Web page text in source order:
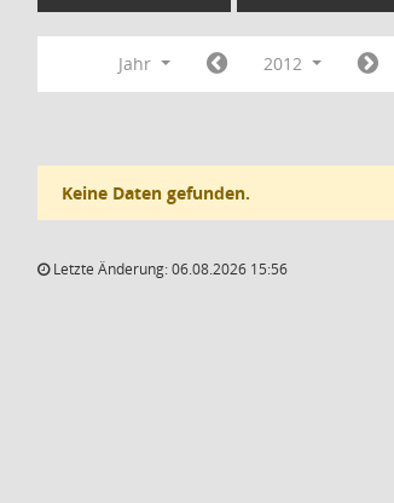
Jahr 2012
Keine Daten gefunden.
Letzte Änderung: 06.08.2026 15:56